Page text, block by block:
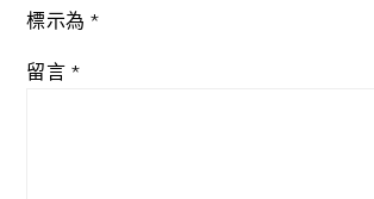
標示為*
留言 *